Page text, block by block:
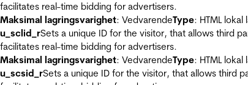
facilitates real-time bidding for advertisers.
Maksimal lagringsvarighet: VedvarendeType: HTML lokal
u_sclid_rSets a unique ID for the visitor, that allows third
facilitates real-time bidding for advertisers.
Maksimal lagringsvarighet: VedvarendeType: HTML lokal
u_scsid_rSets a unique ID for the visitor, that allows third